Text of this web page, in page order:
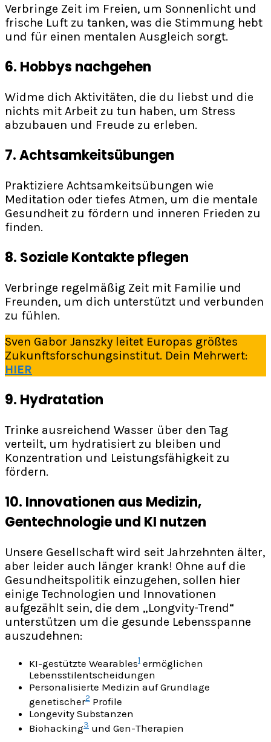
Verbringe Zeit im Freien, um Sonnenlicht und
frische Luft zu tanken, was die Stimmung hebt
und für einen mentalen Ausgleich sorgt.
6. Hobbys nachgehen
Widme dich Aktivitäten, die du liebst und die
nichts mit Arbeit zu tun haben, um Stress
abzubauen und Freude zu erleben.
7.Achtsamkeitsübungen
Praktiziere Achtsamkeitsübungen wie
Meditation oder tiefes Atmen, um die mentale
Gesundheit zu fördern und inneren Frieden zu
finden.
8. Soziale Kontakte pflegen
Verbringe regelmäßig Zeit mit Familie und
Freunden, um dich unterstützt und verbunden
zu fühlen.
Sven Gabor Janszky leitet Europas größtes
Zukunftsforschungsinstitut. Dein Mehrwert:
HIER
9. Hydratation
Trinke ausreichend Wasser über den Tag
verteilt, um hydratisiert zu bleiben und
Konzentration und Leistungsfähigkeit zu
fördern.
10. Innovationen aus Medizin,
Gentechnologie und KI nutzen
Unsere Gesellschaft wird seit Jahrzehnten älter,
aber leider auch länger krank! Ohne auf die
Gesundheitspolitik einzugehen, sollen hier
einige Technologien und Innovationen
aufgezählt sein, die dem „Longvity-Trend“
unterstützen um die gesunde Lebensspanne
auszudehnen:
KI-gestützte Wearables1 ermöglichen
Lebensstilentscheidungen
Personalisierte Medizin auf Grundlage
genetischer2 Profile
Longevity Substanzen
Biohacking3 und Gen-Therapien